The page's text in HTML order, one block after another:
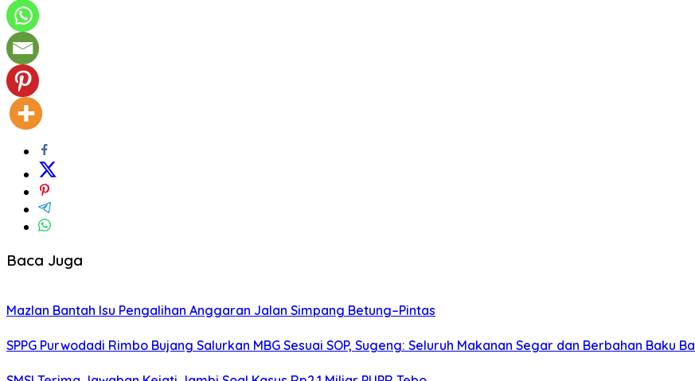
Baca Juga
Mazlan Bantah Isu Pengalihan Anggaran Jalan Simpang Betung–Pintas
SPPG Purwodadi Rimbo Bujang Salurkan MBG Sesuai SOP, Sugeng: Seluruh Makanan Segar dan Berbahan Baku